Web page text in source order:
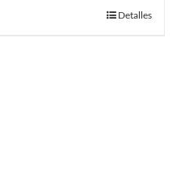
Detalles